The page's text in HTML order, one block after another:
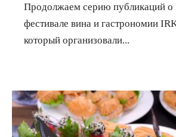
Продолжаем серию публикаций
фестивале вина и гастрономии
который организовали...